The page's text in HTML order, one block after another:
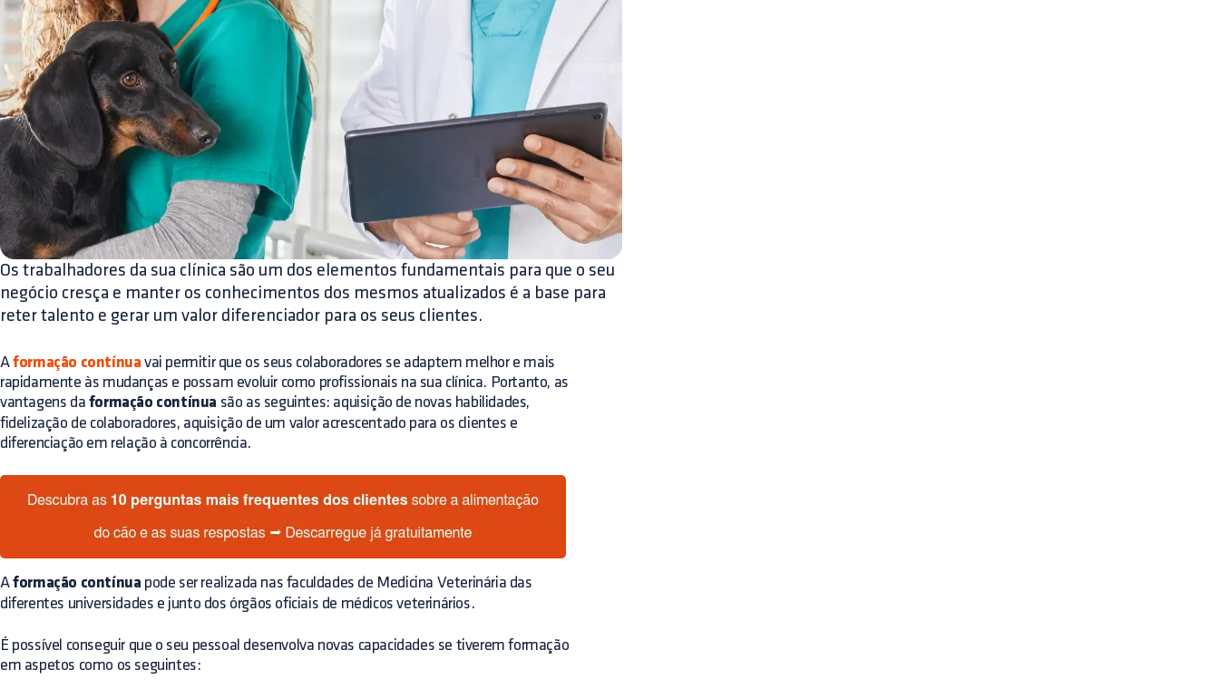
Os trabalhadores da sua clínica são um dos elementos fundamentais para que o seu
negócio cresça e manter os conhecimentos dos mesmos atualizados é a base para
reter talento e gerar um valor diferenciador para os seus clientes.
Aformação contínua vai permitir que os seus colaboradores se adaptem melhor e mais
rapidamente às mudanças e possam evoluir como profissionais na sua clínica. Portanto, as
vantagens da formação contínua são as seguintes: aquisição de novas habilidades,
fidelização de colaboradores, aquisição de um valor acrescentado para os clientes e
diferenciação em relação à concorrência.
Aformação contínua pode ser realizada nas faculdades de Medicina Veterinária das
diferentes universidades e junto dos órgãos oficiais de médicos veterinários.
É possível conseguir que o seu pessoal desenvolva novas capacidades se tiverem formação
em aspetos como os seguintes: